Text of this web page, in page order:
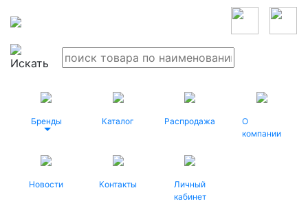
Бренды Каталог Распродажа
О
компании
Новости Контакты
Личный
кабинет